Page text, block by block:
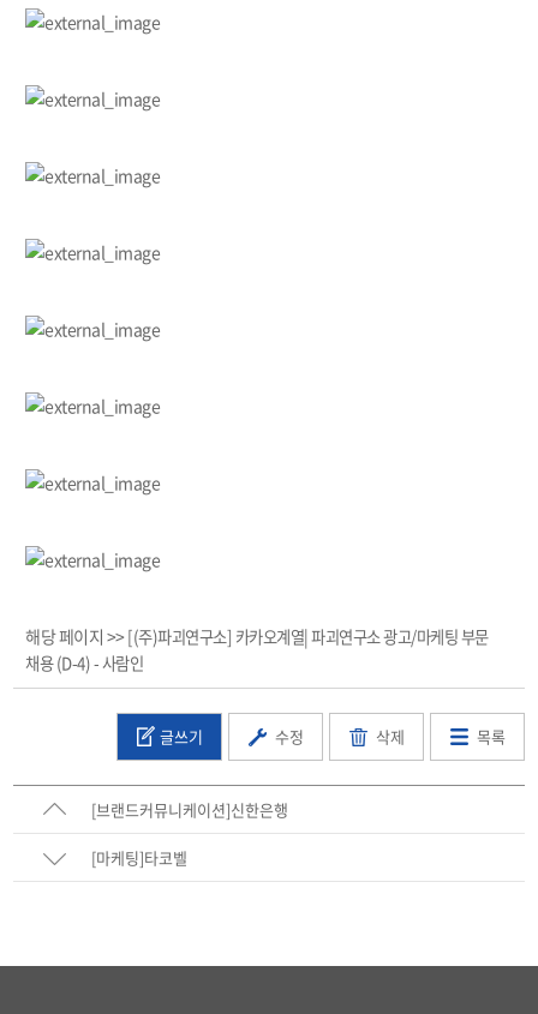
해당 페이지 >>[(주)파괴연구소] 카카오계열| 파괴연구소 광고/마케팅 부문
채용 (D-4) - 사람인
글쓰기 수정 삭제 목록
[브랜드커뮤니케이션]신한은행
[마케팅]타코벨